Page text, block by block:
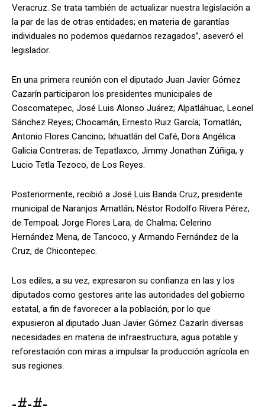
Veracruz. Se trata también de actualizar nuestra legislación a
la par de las de otras entidades; en materia de garantías
individuales no podemos quedarnos rezagados”, aseveró el
legislador.
En una primera reunión con el diputado Juan Javier Gómez
Cazarín participaron los presidentes municipales de
Coscomatepec, José Luis Alonso Juárez; Alpatláhuac, Leonel
Sánchez Reyes; Chocamán, Ernesto Ruiz García; Tomatlán,
Antonio Flores Cancino; Ixhuatlán del Café, Dora Angélica
Galicia Contreras; de Tepatlaxco, Jimmy Jonathan Zúñiga, y
Lucio Tetla Tezoco, de Los Reyes.
Posteriormente, recibió a José Luis Banda Cruz, presidente
municipal de Naranjos Amatlán; Néstor Rodolfo Rivera Pérez,
de Tempoal; Jorge Flores Lara, de Chalma; Celerino
Hernández Mena, de Tancoco, y Armando Fernández de la
Cruz, de Chicontepec.
Los ediles, a su vez, expresaron su confianza en las y los
diputados como gestores ante las autoridades del gobierno
estatal, a fin de favorecer a la población, por lo que
expusieron al diputado Juan Javier Gómez Cazarín diversas
necesidades en materia de infraestructura, agua potable y
reforestación con miras a impulsar la producción agrícola en
sus regiones.